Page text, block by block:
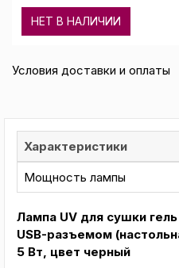
НЕТ В НАЛИЧИИ
Условия доставки и оплаты
Характеристики
Мощность лампы
Лампа UV для сушки
USB-разъемом
5 Вт, цвет черный